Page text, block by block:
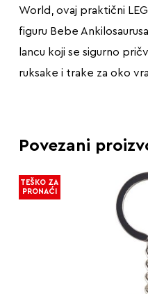
World, ovaj praktični
figuru Bebe
lancu koji se sigurno
ruksake i trake za oko
Povezani
TEŠKO ZA
PRONAĆI